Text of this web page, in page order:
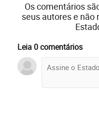
Os comentários
seus autores e não
Leia 0 comentários